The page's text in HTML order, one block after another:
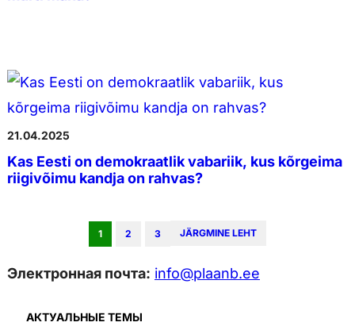
21.04.2025
Kas Eesti on demokraatlik vabariik, kus kõrgeima
riigivõimu kandja on rahvas?
1 2 3 JÄRGMINE LEHT
Электронная почта: info@plaanb.ee
АКТУАЛЬНЫЕ ТЕМЫ